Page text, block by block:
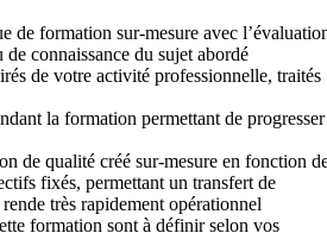
de formation sur-mesure avec
connaissance du sujet abordé
de votre activité professionnelle, traités
la formation permettant de progresser
de qualité créé sur-mesure en fonction
fixés, permettant un transfert de
très rapidement opérationnel
formation sont à définir selon vos